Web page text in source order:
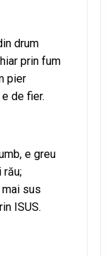
drum
prin fum
pier
de fier.
e greu
rău;
sus
ISUS.